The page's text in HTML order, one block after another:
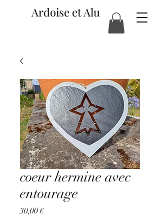
Ardoise et Alu
coeur hermine avec
entourage
30,00 €Prix